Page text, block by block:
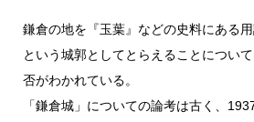
鎌倉の地を『玉葉』などの史料にある用
という城郭としてとらえることについ
否がわかれている。
「鎌倉城」についての論考は古く、